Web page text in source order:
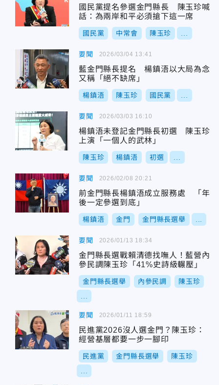
國民黨提名參選金門縣長 陳玉珍喊
話：為兩岸和平必須搶下這一席
國民黨 中常會 陳玉珍
要聞
藍金門縣長提名 楊鎮浯以大局為念
又稱「絕不缺席」
楊鎮浯 陳玉珍 國民黨
2026/03/04 13:41
要聞
楊鎮浯未登記金門縣長初選 陳玉珍
上演「一個人的武林」
陳玉珍 楊鎮浯 初選
2026/03/03 16:10
要聞
前金門縣長楊鎮浯成立服務處 「年
後一定參選到底」
楊鎮浯 金門 金門縣長選舉
2026/02/08 20:21
要聞
金門縣長選戰賴清德找嘸人！藍營內
參民調陳玉珍「41%史詩級輾壓」
金門縣長選舉 內參民調 陳玉珍
2026/01/13 18:34
要聞
民進黨2026沒人選金門？陳玉珍：
經營基層都要一步一腳印
民進黨 金門縣長選舉 陳玉珍
2026/01/11 18:59